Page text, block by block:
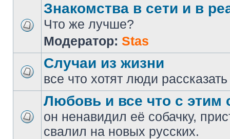
Знакомства в сети и в
Что же лучше?
Модератор: Stas
Случаи из жизни
все что хотят люди
Любовь и все что с этим
он ненавидил её собачку,
свалил на новых русских.